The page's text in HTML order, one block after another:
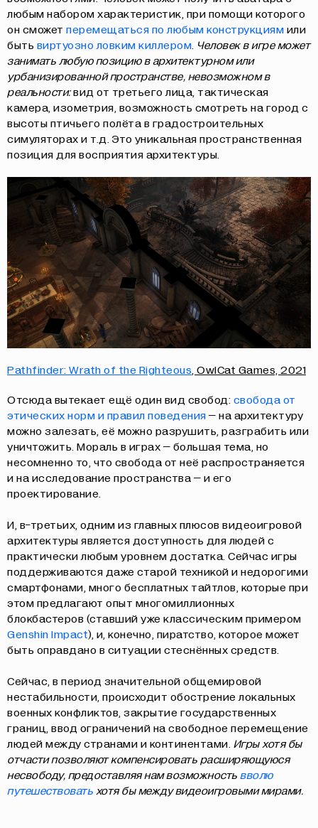
любым набором характеристик, при помощи которого
он сможет перемещаться по любым конструкциям или
быть виртуозно ловким киллером Человек в игре может
занимать любую позицию в архитектурном или
урбанизированной пространстве, невозможном в
реальности:вид от третьего лица, тактическая
камера, изометрия, возможность смотреть на город с
высоты птичьего полёта в градостроительных
симуляторах и т.д. Это уникальная пространственная
позиция для восприятия архитектуры.
Pathfinder: Wrath of the Righteous , OwlCat Games, 2021
Отсюда вытекает ещё один вид свобод: свобода от
этических норм и правил поведения – на архитектуру
можно залезать, её можно разрушить, разграбить или
уничтожить. Мораль в играх – большая тема, но
несомненно то, что свобода от неё распространяется
и на исследование пространства – и его
проектирование.
И, в-третьих, одним из главных плюсов видеоигровой
архитектуры является доступность для людей с
практически любым уровнем достатка. Сейчас игры
поддерживаются даже старой техникой и недорогими
смартфонами, много бесплатных тайтлов, которые при
этом предлагают опыт многомиллионных
блокбастеров (ставший уже классическим примером
Genshin Impact), и, конечно, пиратство, которое может
быть оправдано в ситуации стеснённых средств.
Сейчас, в период значительной общемировой
нестабильности, происходит обострение локальных
военных конфликтов, закрытие государственных
границ, ввод ограничений на свободное перемещение
людей между странами и континентами. Игры хотя бы
отчасти позволяют компенсировать расширяющуюся
несвободу, предоставляя нам возможность вволю
путешествовать хотя бы между видеоигровыми мирами.